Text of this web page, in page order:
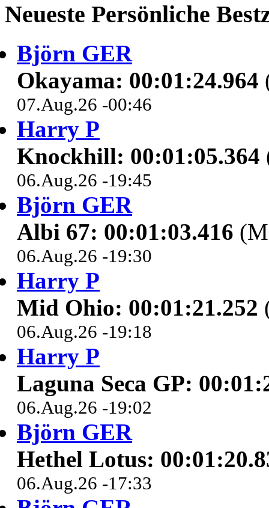
Neueste Persönliche
Björn GER
Okayama: 00:01:24.964
07.Aug.26 -00:46
Harry P
Knockhill: 00:01:05.364
06.Aug.26 -19:45
Björn GER
Albi 67: 00:01:03.416
06.Aug.26 -19:30
Harry P
Mid Ohio: 00:01:21.252
06.Aug.26 -19:18
Harry P
Laguna Seca GP:
06.Aug.26 -19:02
Björn GER
Hethel Lotus:
06.Aug.26 -17:33